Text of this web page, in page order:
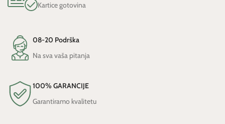
Kartice gotovina
08-20 Podrška
Na sva vaša pitanja
100% GARANCIJE
Garantiramo kvalitetu